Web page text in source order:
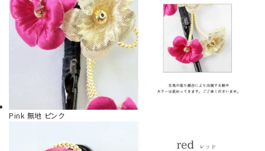
Pink 無地 ピンク